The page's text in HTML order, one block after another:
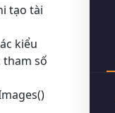
tạo tài
kiểu
tham số